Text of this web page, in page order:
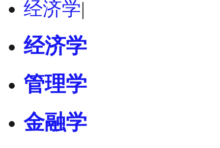
经济学|
经济学
管理学
金融学